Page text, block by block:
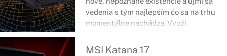
vedenia s tým najlepším čo sa na trhu
momentálne nachádza. Využi
bez obáv zo súperov.
MSI Katana 17